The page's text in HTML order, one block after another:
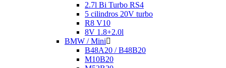
2.7l Bi Turbo RS4
5 cilindros 20V turbo
R8 V10
8V 1.8+2.0l
BMW / Mini
B48A20 / B48B20
M10B20